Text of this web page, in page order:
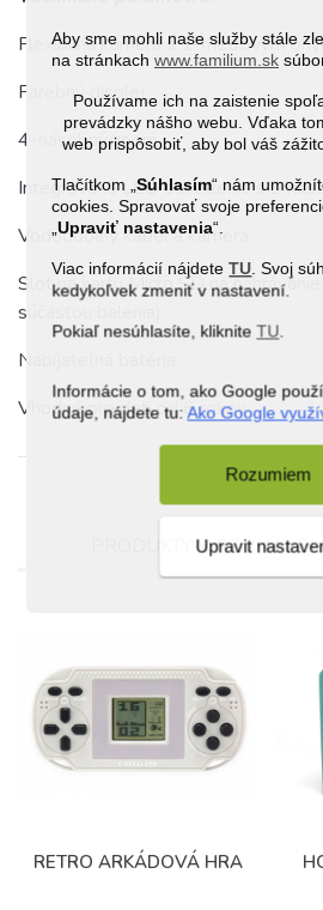
Aby sme mohli naše služby stále
na stránkachwww.familium.sk
Používame ich na zaistenie
prevádzky nášho webu. Vďaka
web prispôsobiť, aby bol váš
Tlačítkom „Súhlasím“ nám
cookies. Spravovať svoje
„Upraviť nastavenia“.
Viac informácií nájdete TU . Svoj
kedykoľvek zmeniť v nastavení.
Pokiaľ nesúhlasíte, klikniteTU
Informácie o tom, ako Google
údaje, nájdete tu: Ako Google
Rozumiem
Upravit
Flexibilná kamera s 1-metrovým
Farebný displej
4-násobný zoom
Integrované LED osvetlenie s 3
Vodoodolný kábel a kamera
Slot na kartu Micro SD na
súčasťou balenia)
Nabíjateľná batéria
Vhodné pre deti od 6 rokov
PRODUKTY V ROVNAKEJ
RETRO ARKÁDOVÁ HRA